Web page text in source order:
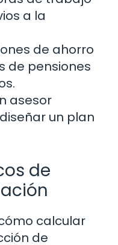
a la
de ahorro
de pensiones
asesor
un plan
de
calcular
de